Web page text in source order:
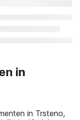
in
in Trsteno,